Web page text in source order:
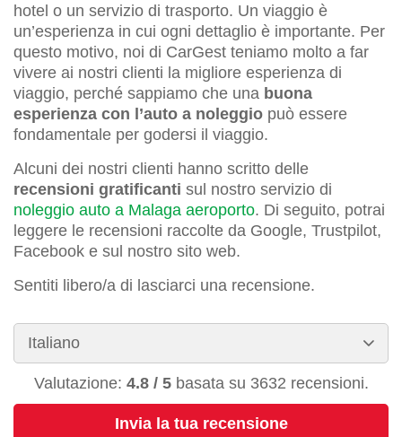
hotel o un servizio di trasporto. Un viaggio è
un’esperienza in cui ogni dettaglio è importante. Per
questo motivo, noi di CarGest teniamo molto a far
vivere ai nostri clienti la migliore esperienza di
viaggio, perché sappiamo che una buona
esperienza con l’auto a noleggio può essere
fondamentale per godersi il viaggio.
Alcuni dei nostri clienti hanno scritto delle
recensioni gratificanti sul nostro servizio di
noleggio auto a Malaga aeroporto. Di seguito, potrai
leggere le recensioni raccolte da Google, Trustpilot,
Facebook e sul nostro sito web.
Sentiti libero/a di lasciarci una recensione.
Valutazione: 4.8/ 5basata su 3632 recensioni.
Invia la tua recensione